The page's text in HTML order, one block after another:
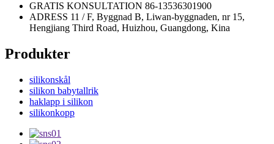
GRATIS KONSULTATION 86-13536301900
ADRESS 11 / F, Byggnad B, Liwan-byggnaden, nr 15,
Hengjiang Third Road, Huizhou, Guangdong, Kina
Produkter
silikonskål
silikon babytallrik
haklapp i silikon
silikonkopp